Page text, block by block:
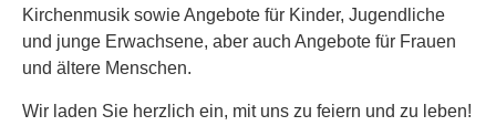
Kirchenmusik sowie Angebote für Kinder, Jugendliche
und junge Erwachsene, aber auch Angebote für Frauen
und ältere Menschen.
Wir laden Sie herzlich ein, mit uns zu feiern und zu leben!